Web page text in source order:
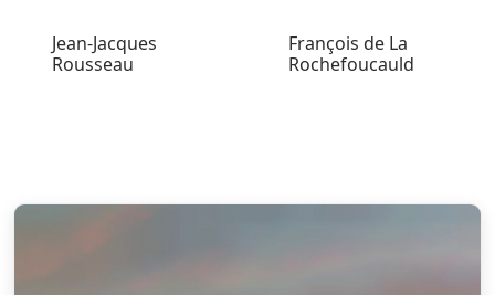
Jean-Jacques
Rousseau
François de La
Rochefoucauld